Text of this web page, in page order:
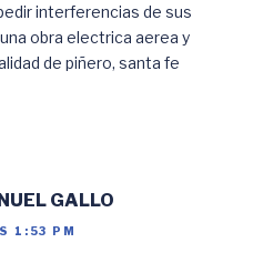
interferencias de sus
obra electrica aerea y
de piñero, santa fe
GALLO
1:53 PM